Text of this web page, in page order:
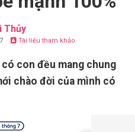
Thủy
Tài liệu tham khảo
con đều mang chung
chào đời của mình có